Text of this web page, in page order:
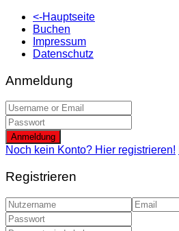
<-Hauptseite
Buchen
Impressum
Datenschutz
Anmeldung
Anmeldung
Noch kein Konto? Hier registrieren!
Registrieren